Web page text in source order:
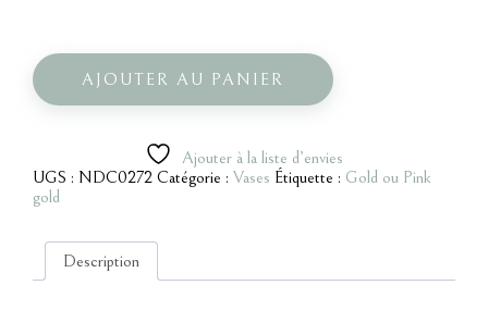
de
Vase
bombé
AJOUTER AU PANIER
Ajouter à la liste d’envies
UGS : NDC0272 Catégorie : Vases Étiquette : Gold ou Pink
gold
Description